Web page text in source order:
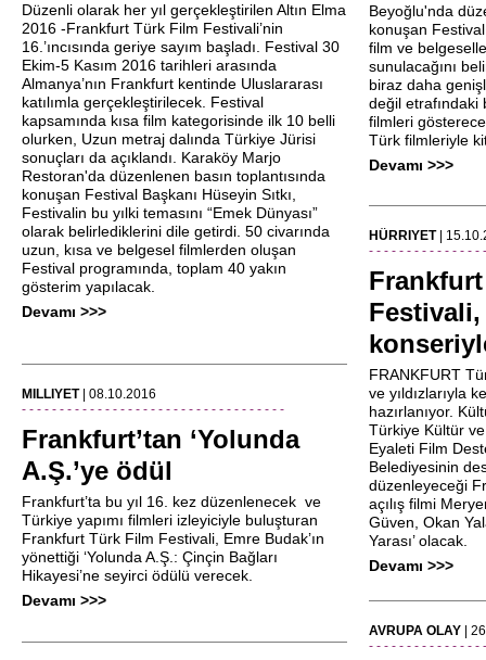
Düzenli olarak her yıl gerçekleştirilen Altın Elma
2016 -Frankfurt Türk Film Festivali’nin
16.’ıncısında geriye sayım başladı. Festival 30
Ekim-5 Kasım 2016 tarihleri arasında
Almanya’nın Frankfurt kentinde Uluslararası
katılımla gerçekleştirilecek. Festival
kapsamında kısa film kategorisinde ilk 10 belli
olurken, Uzun metraj dalında Türkiye Jürisi
sonuçları da açıklandı. Karaköy Marjo
Restoran'da düzenlenen basın toplantısında
konuşan Festival Başkanı Hüseyin Sıtkı,
Festivalin bu yılki temasını “Emek Dünyası”
olarak belirlediklerini dile getirdi. 50 civarında
uzun, kısa ve belgesel filmlerden oluşan
Festival programında, toplam 40 yakın
gösterim yapılacak.
Devamı >>>
MILLIYET | 08.10.2016
- - - - - - - - - - - - - - - - - - - - - - - - - - - - - - - - - - -
Frankfurt’tan ‘Yolunda
A.Ş.’ye ödül
Frankfurt’ta bu yıl 16. kez düzenlenecek ve
Türkiye yapımı filmleri izleyiciyle buluşturan
Frankfurt Türk Film Festivali, Emre Budak’ın
yönettiği ‘Yolunda A.Ş.: Çinçin Bağları
Hikayesi’ne seyirci ödülü verecek.
Devamı >>>
Beyoğlu'nda
konuşan Festival
film ve
sunulacağını
biraz daha
değil
filmleri
Türk filmleriyle
Devamı >>>
HÜRRIYET
|
- - - - - - - - - - - - - - -
FRANKFURT
ve yıldızlarıyla
hazırlanıyor.
Türkiye Kültür
Eyaleti Film
Belediyesinin
düzenleyeceği
açılış filmi
Güven, Okan
Yarası’ olacak.
Devamı >>>
AVRUPA OLAY
|
- - - - - - - - - - - - - - -